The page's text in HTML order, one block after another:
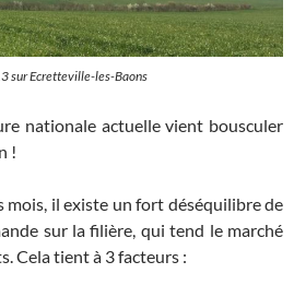
sur Ecretteville-les-Baons
nationale actuelle vient bousculer
!
mois, il existe un fort déséquilibre de
sur la filière, qui tend le marché
Cela tient à 3 facteurs :